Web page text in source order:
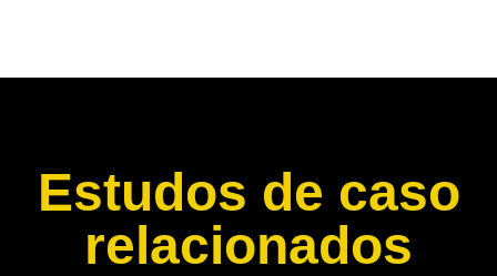
Estudos de caso
relacionados